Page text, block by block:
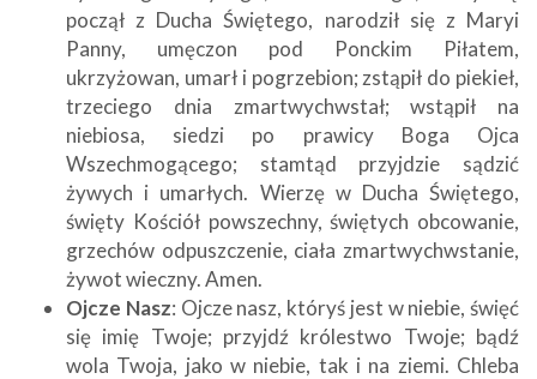
począł z Ducha Świętego, narodził się z Maryi
Panny, umęczon pod Ponckim Piłatem,
ukrzyżowan, umarł i pogrzebion; zstąpił do piekieł,
trzeciego dnia zmartwychwstał; wstąpił na
niebiosa, siedzi po prawicy Boga Ojca
Wszechmogącego; stamtąd przyjdzie sądzić
żywych i umarłych. Wierzę w Ducha Świętego,
święty Kościół powszechny, świętych obcowanie,
grzechów odpuszczenie, ciała zmartwychwstanie,
żywot wieczny. Amen.
Ojcze Nasz: Ojcze nasz, któryś jest w niebie, święć
się imię Twoje; przyjdź królestwo Twoje; bądź
wola Twoja, jako w niebie, tak i na ziemi. Chleba